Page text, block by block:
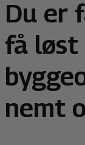
Du er
få løst
nemt